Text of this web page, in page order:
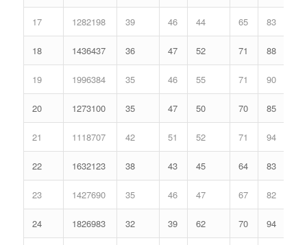
17 1282198 39 46 44 65 83
18 1436437 36 47 52 71 88
19 1996384 35 46 55 71 90
20 1273100 35 47 50 70 85
21 1118707 42 51 52 71 94
22 1632123 38 43 45 64 83
23 1427690 35 46 47 67 82
24 1826983 32 39 62 70 94